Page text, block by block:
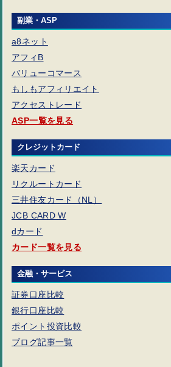
ポイントサイトのお得なキャンペーン
副業・ASP
a8ネット
アフィB
バリューコマース
もしもアフィリエイト
アクセストレード
ASP一覧を見る
クレジットカード
楽天カード
リクルートカード
三井住友カード（NL）
JCB CARD W
dカード
カード一覧を見る
金融・サービス
証券口座比較
銀行口座比較
ポイント投資比較
ブログ記事一覧